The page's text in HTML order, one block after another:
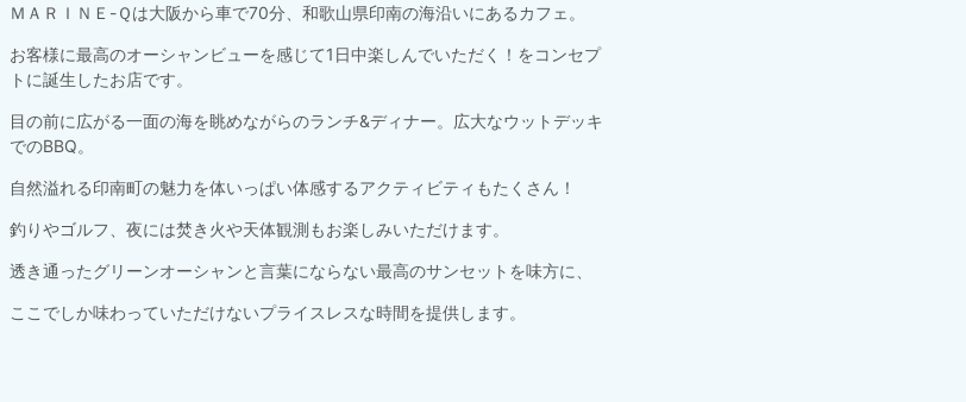
ＭＡＲＩＮＥ-Ｑは大阪から車で70分、和歌山県印南の海沿いにあるカフェ。
お客様に最高のオーシャンビューを感じて1日中楽しんでいただく！をコンセプ
トに誕生したお店です。
目の前に広がる一面の海を眺めながらのランチ&ディナー。広大なウットデッキ
でのBBQ。
自然溢れる印南町の魅力を体いっぱい体感するアクティビティもたくさん！
釣りやゴルフ、夜には焚き火や天体観測もお楽しみいただけます。
透き通ったグリーンオーシャンと言葉にならない最高のサンセットを味方に、
ここでしか味わっていただけないプライスレスな時間を提供します。